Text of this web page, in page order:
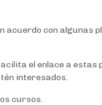
acuerdo con
el enlace a
interesados.
cursos.